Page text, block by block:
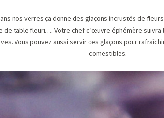
nos verres ça donne des glaçons incrustés de
de table fleuri…. Votre chef d’œuvre éphémère suivra
Vous pouvez aussi servir ces glaçons pour
comestibles.